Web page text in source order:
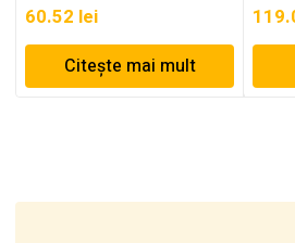
60.52 lei
Citește mai mult